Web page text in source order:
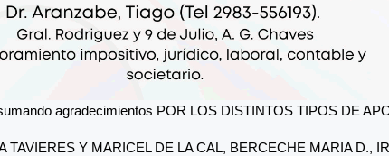
agradecimientos POR LOS DISTINTOS TIPOS DE
TAVIERES Y MARICEL DE LA CAL, BERCECHE MARIA D.,